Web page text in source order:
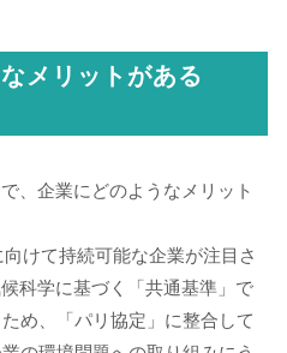
メリットがある
、企業にどのようなメリット
けて持続可能な企業が注目さ
科学に基づく「共通基準」で
め、「パリ協定」に整合して